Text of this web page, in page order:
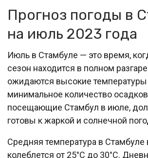
Прогноз погоды в
на июль 2023 года
Июль в Стамбуле — это время,
сезон находится в полном
ожидаются высокие температуры
минимальное количество
посещающие Стамбул в июле,
готовы к жаркой и солнечной
Средняя температура в Стамбуле
колеблется от 25°C до 30°C.